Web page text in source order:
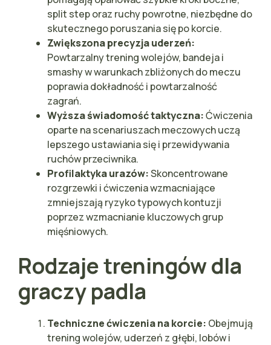
split step oraz ruchy powrotne, niezbędne do
skutecznego poruszania się po korcie.
Zwiększona precyzja uderzeń:
Powtarzalny trening wolejów, bandeja i
smashy w warunkach zbliżonych do meczu
poprawia dokładność i powtarzalność
zagrań.
Wyższa świadomość taktyczna:Ćwiczenia
oparte na scenariuszach meczowych uczą
lepszego ustawiania się i przewidywania
ruchów przeciwnika.
Profilaktyka urazów:Skoncentrowane
rozgrzewki i ćwiczenia wzmacniające
zmniejszają ryzyko typowych kontuzji
poprzez wzmacnianie kluczowych grup
mięśniowych.
Rodzaje treningów dla
graczy padla
Techniczne ćwiczenia na korcie: Obejmują
trening wolejów, uderzeń z głębi, lobów i